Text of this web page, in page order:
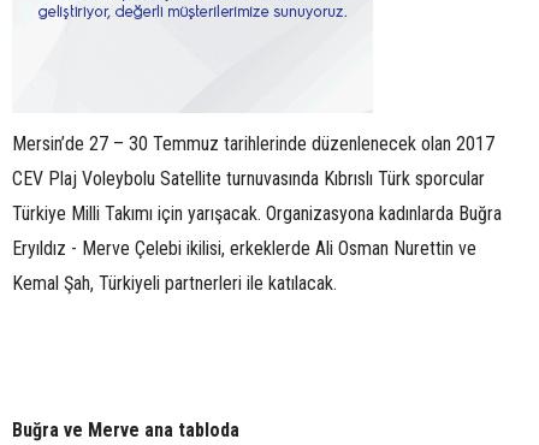
Mersin’de 27 – 30 Temmuz tarihlerinde düzenlenecek olan 2017
CEV Plaj Voleybolu Satellite turnuvasında Kıbrıslı Türk sporcular
Türkiye Milli Takımı için yarışacak. Organizasyona kadınlarda Buğra
Eryıldız - Merve Çelebi ikilisi, erkeklerde Ali Osman Nurettin ve
Kemal Şah, Türkiyeli partnerleri ile katılacak.
Buğra ve Merve ana tabloda